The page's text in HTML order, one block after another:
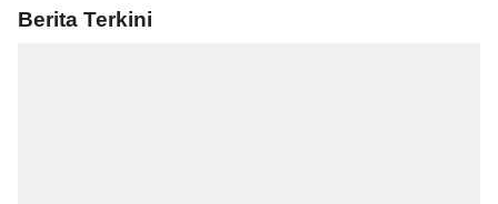
Berita Terkini